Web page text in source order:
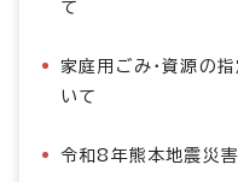
て
家庭用ごみ・資源の
いて
令和8年熊本地震災